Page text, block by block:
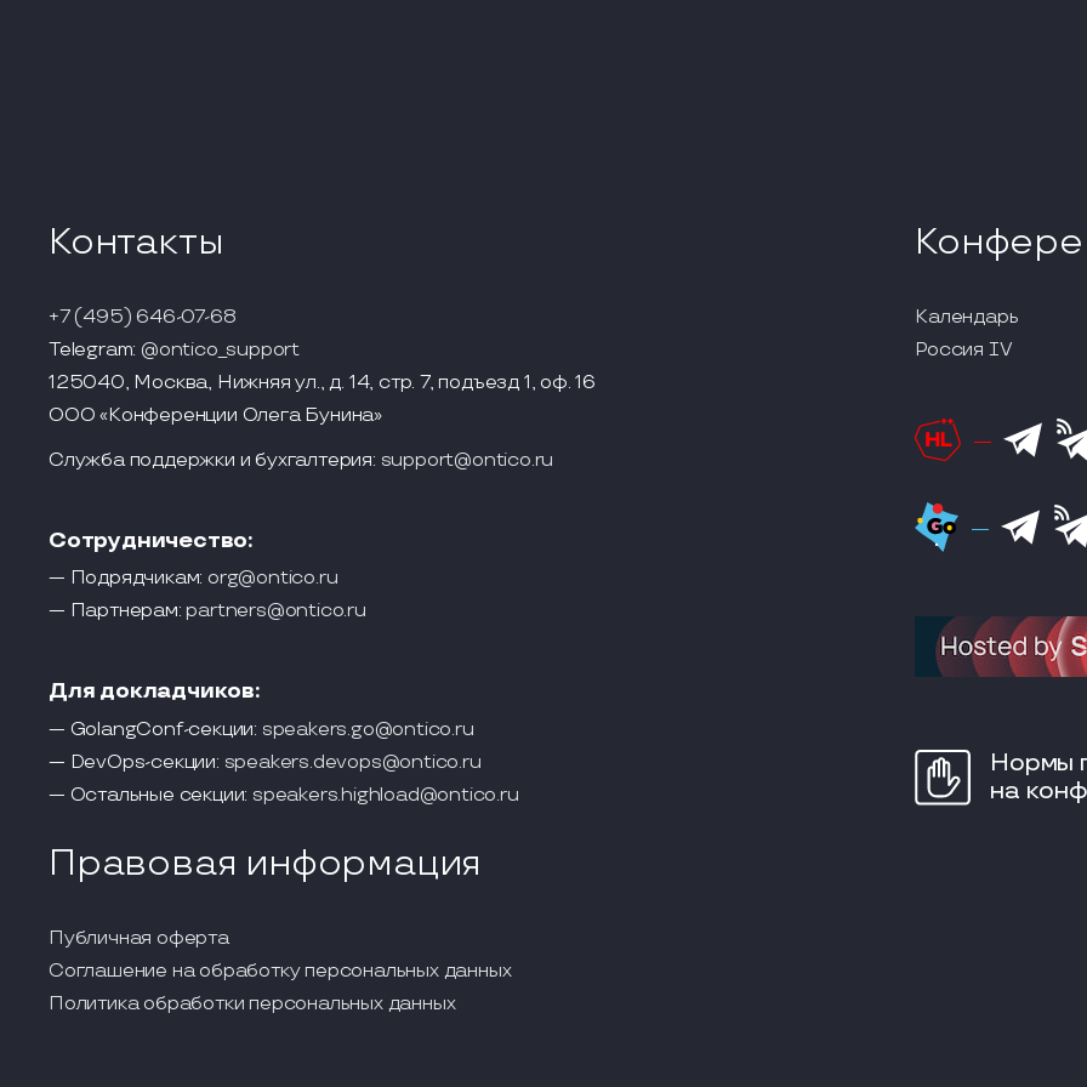
Контакты
+7 (495) 646-07-68
Telegram: @ontico_support
125040, Москва, Нижняя ул., д. 14, стр. 7, подъезд 1, оф. 16
ООО «Конференции Олега Бунина»
Служба поддержки и бухгалтерия: support@ontico.ru
Сотрудничество:
— Подрядчикам: org@ontico.ru
— Партнерам: partners@ontico.ru
Для докладчиков:
— GolangConf-секции: speakers.go@ontico.ru
— DevOps-секции: speakers.devops@ontico.ru
— Остальные секции: speakers.highload@ontico.ru
Календарь
Россия IV
Нормы
на
Правовая информация
Публичная оферта
Соглашение на обработку персональных данных
Политика обработки персональных данных